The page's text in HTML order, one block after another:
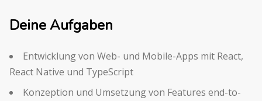
Deine Aufgaben
Entwicklung von Web- und Mobile-Apps mit React,
React Native und TypeScript
Konzeption und Umsetzung von Features end-to-